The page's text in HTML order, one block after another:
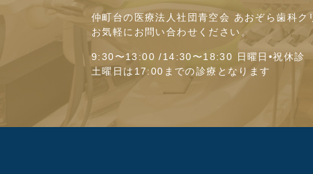
仲町台の医療法人社団青空会 あおぞら歯科ク
お気軽にお問い合わせください。
9:30〜13:00 /14:30〜18:30 日曜日•祝休診
土曜日は17:00までの診療となります